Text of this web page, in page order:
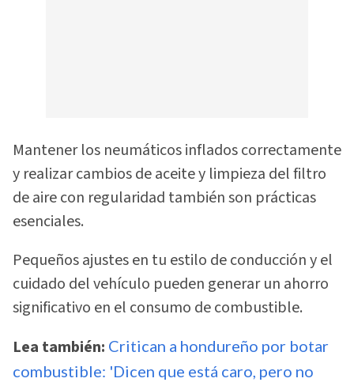
Mantener los neumáticos inflados correctamente
y realizar cambios de aceite y limpieza del filtro
de aire con regularidad también son prácticas
esenciales.
Pequeños ajustes en tu estilo de conducción y el
cuidado del vehículo pueden generar un ahorro
significativo en el consumo de combustible.
Lea también: Critican a hondureño por botar
combustible: 'Dicen que está caro, pero no